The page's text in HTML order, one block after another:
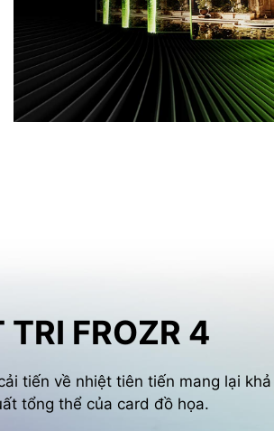
FROZR 4
tiến về nhiệt tiên tiến mang lại
tổng thể của card đồ họa.